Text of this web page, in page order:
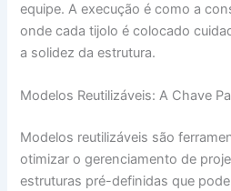
equipe. A execução é como a
onde cada tijolo é colocado
a solidez da estrutura.
Modelos Reutilizáveis: A Chave
Modelos reutilizáveis são
otimizar o gerenciamento de
estruturas pré-definidas que